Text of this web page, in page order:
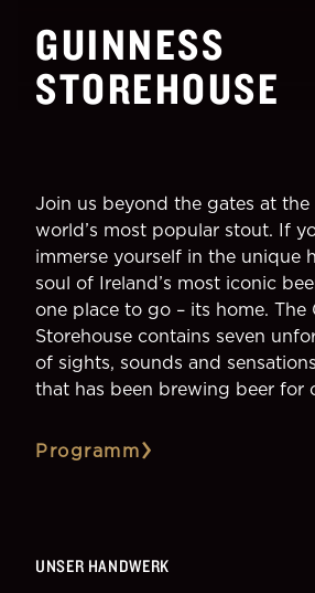
GUINNESS
STOREHOUSE
Join us beyond the gates at
world’s most popular stout. If
immerse yourself in the unique
soul of Ireland’s most iconic
one place to go – its home. The
Storehouse contains seven
of sights, sounds and
that has been brewing beer for
Programm
UNSER HANDWERK